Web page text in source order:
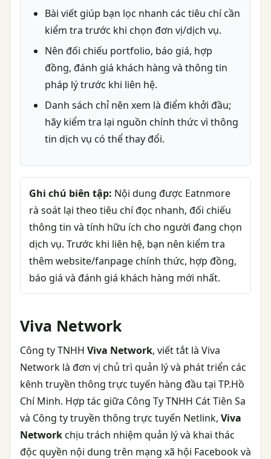
Bài viết giúp bạn lọc nhanh các tiêu chí cần
kiểm tra trước khi chọn đơn vị/dịch vụ.
Nên đối chiếu portfolio, báo giá, hợp
đồng, đánh giá khách hàng và thông tin
pháp lý trước khi liên hệ.
Danh sách chỉ nên xem là điểm khởi đầu;
hãy kiểm tra lại nguồn chính thức vì thông
tin dịch vụ có thể thay đổi.
Ghi chú biên tập: Nội dung được Eatnmore
rà soát lại theo tiêu chí đọc nhanh, đối chiếu
thông tin và tính hữu ích cho người đang chọn
dịch vụ. Trước khi liên hệ, bạn nên kiểm tra
thêm website/fanpage chính thức, hợp đồng,
báo giá và đánh giá khách hàng mới nhất.
Viva Network
Công ty TNHH Viva Network, viết tắt là Viva
Network là đơn vị chủ trì quản lý và phát triển các
kênh truyền thông trực tuyến hàng đầu tại TP.Hồ
Chí Minh. Hợp tác giữa Công Ty TNHH Cát Tiên Sa
và Công ty truyền thông trực tuyến Netlink, Viva
Networkchịu trách nhiệm quản lý và khai thác
độc quyền nội dung trên mạng xã hội Facebook và